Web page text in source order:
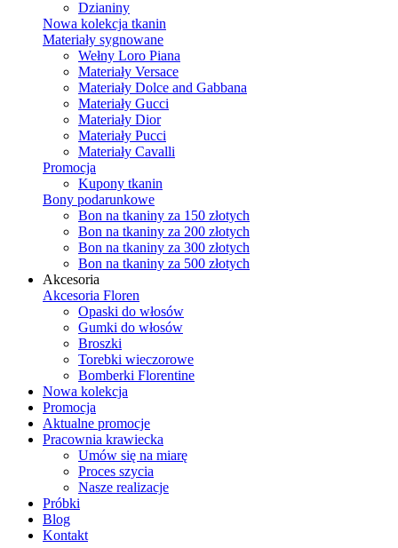
Dzianiny
Nowa kolekcja tkanin
Materiały sygnowane
Wełny Loro Piana
Materiały Versace
Materiały Dolce and Gabbana
Materiały Gucci
Materiały Dior
Materiały Pucci
Materiały Cavalli
Promocja
Kupony tkanin
Bony podarunkowe
Bon na tkaniny za 150 złotych
Bon na tkaniny za 200 złotych
Bon na tkaniny za 300 złotych
Bon na tkaniny za 500 złotych
Akcesoria
Akcesoria Floren
Opaski do włosów
Gumki do włosów
Broszki
Torebki wieczorowe
Bomberki Florentine
Nowa kolekcja
Promocja
Aktualne promocje
Pracownia krawiecka
Umów się na miarę
Proces szycia
Nasze realizacje
Próbki
Blog
Kontakt